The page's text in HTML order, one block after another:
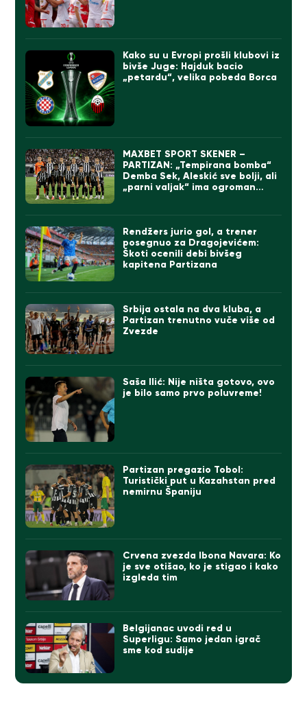
Kako su u Evropi prošli klubovi iz
bivše Juge: Hajduk bacio
„petardu“, velika pobeda Borca
MAXBET SPORT SKENER –
PARTIZAN: „Tempirana bomba“
Demba Sek, Aleskić sve bolji, ali
„parni valjak“ ima ogroman
Rendžers jurio gol, a trener
posegnuo za Dragojevićem:
Škoti ocenili debi bivšeg
kapitena Partizana
Srbija ostala na dva kluba, a
Partizan trenutno vuče više od
Zvezde
Saša Ilić: Nije ništa gotovo, ovo
je bilo samo prvo poluvreme!
Partizan pregazio Tobol:
Turistički put u Kazahstan pred
nemirnu Španiju
Crvena zvezda Ibona Navara: Ko
je sve otišao, ko je stigao i kako
izgleda tim
Belgijanac uvodi red u
Superligu: Samo jedan igrač
sme kod sudije